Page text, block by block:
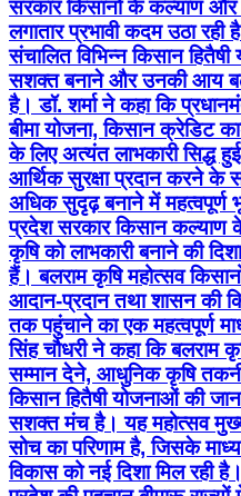
सरकार किसानों के कल्याण
लगातार प्रभावी कदम उठा रही
संचालित विभिन्न किसान
सशक्त बनाने और उनकी आय
है। डॉ. शर्मा ने कहा कि
बीमा योजना, किसान क्रेडिट
के लिए अत्यंत लाभकारी सिद्ध
आर्थिक सुरक्षा प्रदान करने के
अधिक सुदृढ़ बनाने में महत्वपूर्ण
प्रदेश सरकार किसान कल्याण
कृषि को लाभकारी बनाने की
हैं। बलराम कृषि महोत्सव
आदान-प्रदान तथा शासन की
तक पहुंचाने का एक महत्वपूर्ण
सिंह चौधरी ने कहा कि बलराम
सम्मान देने, आधुनिक कृषि
किसान हितैषी योजनाओं की
सशक्त मंच है। यह महोत्सव
सोच का परिणाम है, जिसके
विकास को नई दिशा मिल रही